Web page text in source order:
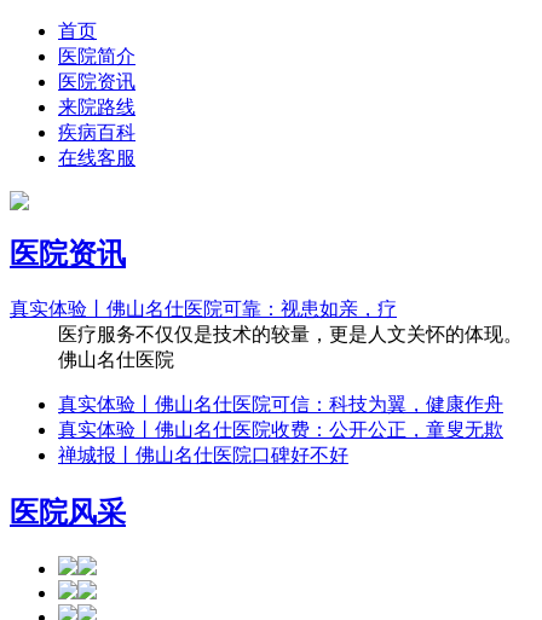
首页
医院简介
医院资讯
来院路线
疾病百科
在线客服
医院资讯
真实体验丨佛山名仕医院可靠：视患如亲，疗
医疗服务不仅仅是技术的较量，更是人文关怀的体现。
佛山名仕医院
真实体验丨佛山名仕医院可信：科技为翼，健康作舟
真实体验丨佛山名仕医院收费：公开公正，童叟无欺
禅城报丨佛山名仕医院口碑好不好
医院风采